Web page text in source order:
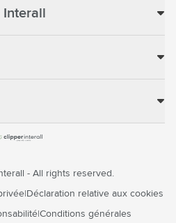
- All rights reserved.
Déclaration relative aux cookies
Conditions générales